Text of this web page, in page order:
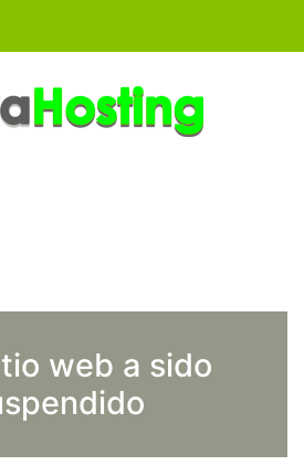
web a sido